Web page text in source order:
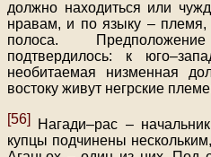
должно находиться или
нравам, и по языку –
полоса.
подтвердилось: к
необитаемая низменная
востоку живут негрские
[56]
Нагади–рас –
купцы подчинены